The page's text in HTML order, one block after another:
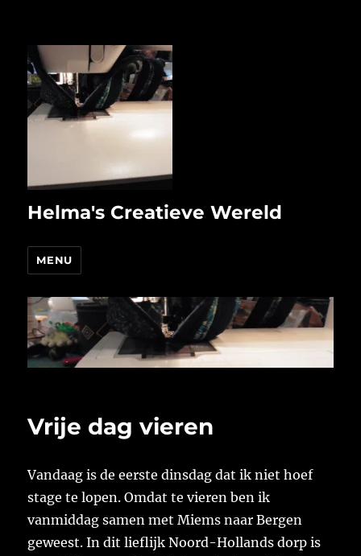
Helma's Creatieve Wereld
MENU
Vrije dag vieren
Vandaag is de eerste dinsdag dat ik niet hoef
stage te lopen. Omdat te vieren ben ik
vanmiddag samen met Miems naar Bergen
geweest. In dit lieflijk Noord-Hollands dorp is